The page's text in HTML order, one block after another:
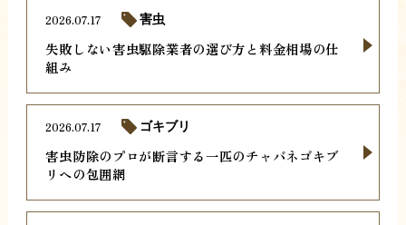
失敗しない害虫駆除業者の選び方と料金相場の仕
組み
2026.07.17 害虫
害虫防除のプロが断言する一匹のチャバネゴキブ
リへの包囲網
2026.07.17 ゴキブリ